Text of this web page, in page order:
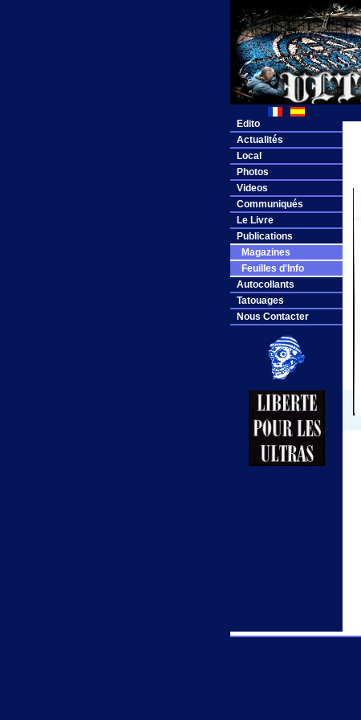
Edito
Actualités
Local
Photos
Videos
Communiqués
Le Livre
Publications
Magazines
Feuilles d'Info
Autocollants
Tatouages
Nous Contacter